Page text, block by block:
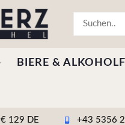
BIERE &
€ 129 DE +43 5356